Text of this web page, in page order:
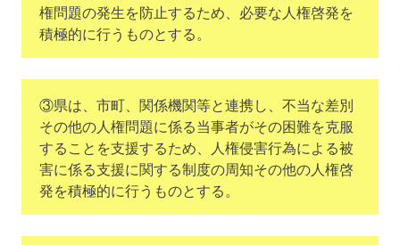
権問題の発生を防止するため、必要な人権啓発を
積極的に行うものとする。
③県は、市町、関係機関等と連携し、不当な差別
その他の人権問題に係る当事者がその困難を克服
することを支援するため、人権侵害行為による被
害に係る支援に関する制度の周知その他の人権啓
発を積極的に行うものとする。